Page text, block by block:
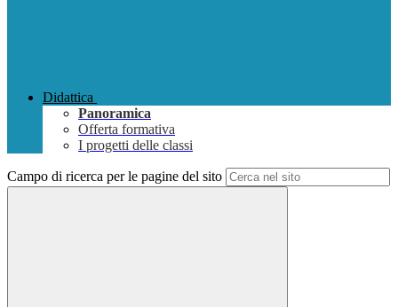
Didattica
Panoramica
Offerta formativa
I progetti delle classi
Campo di ricerca per le pagine del sito